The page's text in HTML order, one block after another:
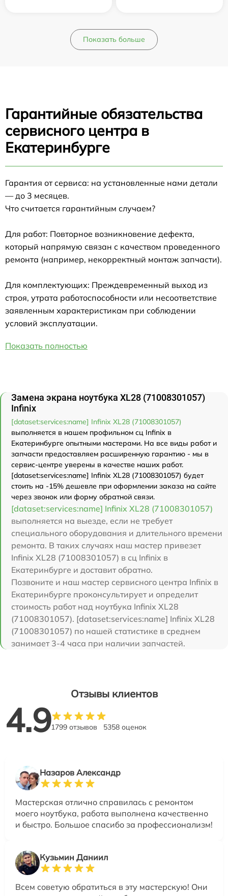
Показать больше
Гарантийные обязательства
сервисного центра в
Екатеринбурге
Гарантия от сервиса: на установленные нами детали
— до 3 месяцев.
Что считается гарантийным случаем?
Для работ: Повторное возникновение дефекта,
который напрямую связан с качеством проведенного
ремонта (например, некорректный монтаж запчасти).
Для комплектующих: Преждевременный выход из
строя, утрата работоспособности или несоответствие
заявленным характеристикам при соблюдении
условий эксплуатации.
Показать полностью
Замена экрана ноутбука XL28 (71008301057)
Infinix
[dataset:services:name] Infinix XL28 (71008301057)
выполняется в нашем профильном сц Infinix в
Екатеринбурге опытными мастерами. На все виды работ и
запчасти предоставляем расширенную гарантию - мы в
сервис-центре уверены в качестве наших работ.
[dataset:services:name] Infinix XL28 (71008301057) будет
стоить на -15% дешевле при оформлении заказа на сайте
через звонок или форму обратной связи.
[dataset:services:name] Infinix XL28 (71008301057)
выполняется на выезде, если не требует
специального оборудования и длительного времени
ремонта. В таких случаях наш мастер привезет
Infinix XL28 (71008301057) в сц Infinix в
Екатеринбурге и доставит обратно.
Позвоните и наш мастер сервисного центра Infinix в
Екатеринбурге проконсультирует и определит
стоимость работ над ноутбука Infinix XL28
(71008301057). [dataset:services:name] Infinix XL28
(71008301057) по нашей статистике в среднем
занимает 3-4 часа при наличии запчастей.
Отзывы клиентов
4.91799 отзывов 5358 оценок
Назаров Александр
Мастерская отлично справилась с ремонтом
моего ноутбука, работа выполнена качественно
и быстро. Большое спасибо за профессионализм!
Кузьмин Даниил
Всем советую обратиться в эту мастерскую! Они